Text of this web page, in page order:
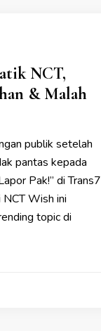
NCT,
& Malah
publik setelah
pantas kepada
Pak!” di Trans7
Wish ini
topic di